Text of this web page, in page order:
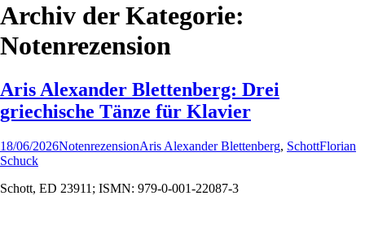
Archiv der Kategorie:
Notenrezension
Aris Alexander Blettenberg: Drei
griechische Tänze für Klavier
18/06/2026NotenrezensionAris Alexander Blettenberg, SchottFlorian
Schuck
Schott, ED 23911; ISMN: 979-0-001-22087-3